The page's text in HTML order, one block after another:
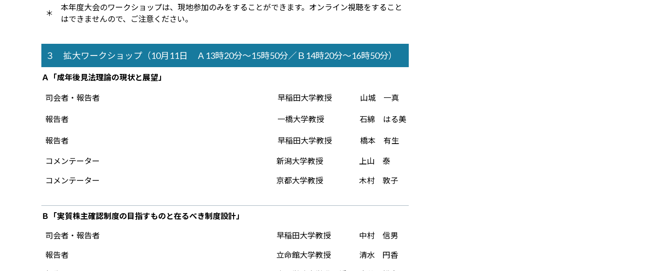
＊
本年度大会のワークショップは、現地参加のみをすることができます。オンライン視聴をすること
はできませんので、ご注意ください。
３ 拡大ワークショップ（10月11日 Ａ13時20分～15時50分／Ｂ14時20分〜16時50分）
Ａ「成年後見法理論の現状と展望」
司会者・報告者 早稲田大学教授 山城 一真
報告者 一橋大学教授 石綿 はる美
報告者 早稲田大学教授 橋本 有生
コメンテーター 新潟大学教授 上山 泰
コメンテーター 京都大学教授 木村 敦子
Ｂ「実質株主確認制度の目指すものと在るべき制度設計」
司会者・報告者 早稲田大学教授 中村 信男
報告者 立命館大学教授 清水 円香